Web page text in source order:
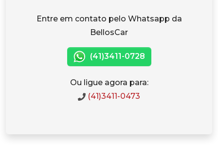
Entre em contato pelo Whatsapp da
BellosCar
(41)3411-0728
Ou ligue agora para:
(41)3411-0473